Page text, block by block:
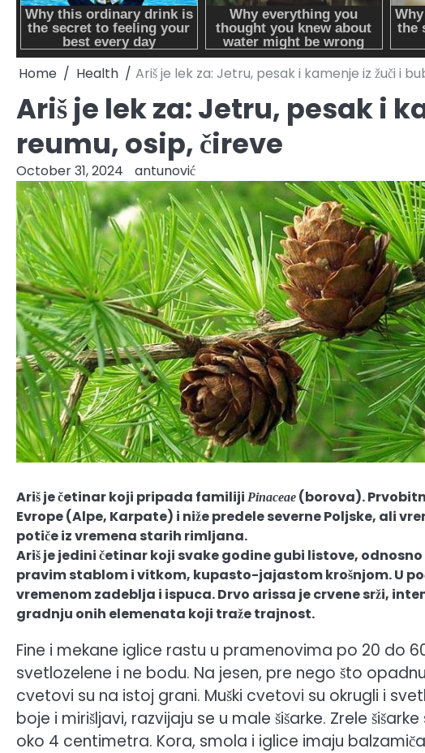
Home Health Ariš je lek za: Jetru, pesak i kamenje iz žuči i
Ariš je lek za: Jetru, pesak i
reumu, osip, čireve
October 31, 2024 antunović
Ariš je četinar koji pripada familiji Pinaceae (borova).
Evrope (Alpe, Karpate) i niže predele severne Poljske, ali
potiče iz vremena starih rimljana.
Ariš je jedini četinar koji svake godine gubi listove,
pravim stablom i vitkom, kupasto-jajastom krošnjom. U
vremenom zadeblja i ispuca. Drvo arissa je crvene srži,
gradnju onih elemenata koji traže trajnost.
Fine i mekane iglice rastu u pramenovima po 20 do
svetlozelene i ne bodu. Na jesen, pre nego što
cvetovi su na istoj grani. Muški cvetovi su okrugli i
boje i mirišljavi, razvijaju se u male šišarke. Zrele
oko 4 centimetra. Kora, smola i iglice imaju